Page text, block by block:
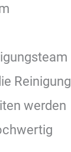
Reinigung
werden